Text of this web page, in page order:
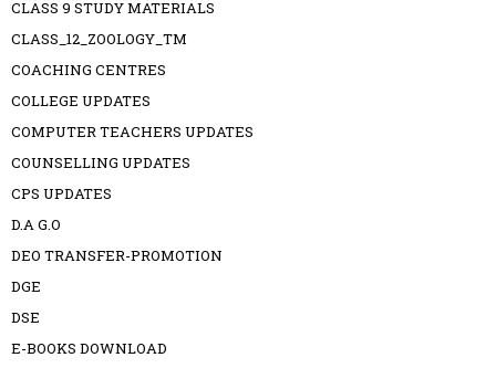
CLASS 9 STUDY MATERIALS
CLASS_12_ZOOLOGY_TM
COACHING CENTRES
COLLEGE UPDATES
COMPUTER TEACHERS UPDATES
COUNSELLING UPDATES
CPS UPDATES
D.A G.O
DEO TRANSFER-PROMOTION
DGE
DSE
E-BOOKS DOWNLOAD